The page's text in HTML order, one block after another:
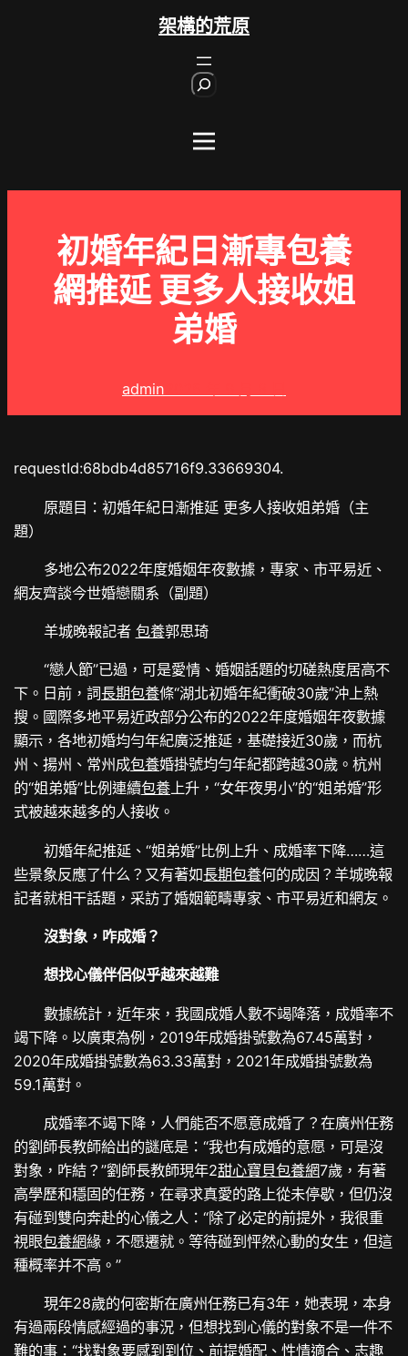
架構的荒原
初婚年紀日漸專包養
網推延 更多人接收姐
弟婚
admin
requestId:68bdb4d85716f9.33669304.
原題目： 初婚年紀日漸推延 更多人接收姐弟婚（主
題）
多地公布2022年度婚姻年夜數據，專家、市平易近、
網友齊談今世婚戀關系（副題）
羊城晚報記者 包養郭思琦
“戀人節”已過，可是愛情、婚姻話題的切磋熱度居高不
下。日前，詞長期包養條“湖北初婚年紀衝破30歲”沖上熱
搜。國際多地平易近政部分公布的2022年度婚姻年夜數據
顯示，各地初婚均勻年紀廣泛推延，基礎接近30歲，而杭
州、揚州、常州成包養婚掛號均勻年紀都跨越30歲。杭州
的“姐弟婚”比例連續包養上升，“女年夜男小”的“姐弟婚”形
式被越來越多的人接收。
初婚年紀推延、“姐弟婚”比例上升、成婚率下降……這
些景象反應了什么？又有著如長期包養何的成因？羊城晚報
記者就相干話題，采訪了婚姻範疇專家、市平易近和網友。
沒對象，咋成婚？
想找心儀伴侶似乎越來越難
數據統計，近年來，我國成婚人數不竭降落，成婚率不
竭下降。以廣東為例，2019年成婚掛號數為67.45萬對，
2020年成婚掛號數為63.33萬對，2021年成婚掛號數為
59.1萬對。
成婚率不竭下降，人們能否不愿意成婚了？在廣州任務
的劉師長教師給出的謎底是：“我也有成婚的意愿，可是沒
對象，咋結？”劉師長教師現年2甜心寶貝包養網7歲，有著
高學歷和穩固的任務，在尋求真愛的路上從未停歇，但仍沒
有碰到雙向奔赴的心儀之人：“除了必定的前提外，我很重
視眼包養網緣，不愿遷就。等待碰到怦然心動的女生，但這
種概率并不高。”
現年28歲的何密斯在廣州任務已有3年，她表現，本身
有過兩段情感經過的事況，但想找到心儀的對象不是一件不
難的事：“找對象要感到到位、前提婚配、性情適合、志趣